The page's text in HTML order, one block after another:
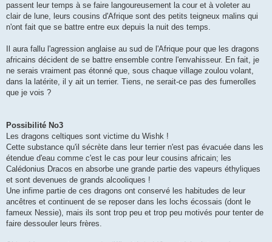
passent leur temps à se faire langoureusement la cour et à voleter au
clair de lune, leurs cousins d'Afrique sont des petits teigneux malins qui
n'ont fait que se battre entre eux depuis la nuit des temps.
Il aura fallu l'agression anglaise au sud de l'Afrique pour que les dragons
africains décident de se battre ensemble contre l'envahisseur. En fait, je
ne serais vraiment pas étonné que, sous chaque village zoulou volant,
dans la latérite, il y ait un terrier. Tiens, ne serait-ce pas des fumerolles
que je vois ?
Possibilité No3
Les dragons celtiques sont victime du Wishk !
Cette substance qu'il sécrète dans leur terrier n'est pas évacuée dans les
étendue d'eau comme c'est le cas pour leur cousins africain; les
Calédonius Dracos en absorbe une grande partie des vapeurs éthyliques
et sont devenues de grands alcooliques !
Une infime partie de ces dragons ont conservé les habitudes de leur
ancêtres et continuent de se reposer dans les lochs écossais (dont le
fameux Nessie), mais ils sont trop peu et trop peu motivés pour tenter de
faire dessouler leurs frères.